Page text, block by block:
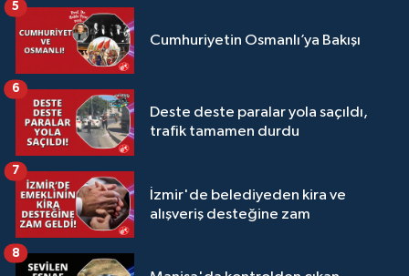
Cumhuriyetin Osmanlı’ya Bakışı
5
Deste deste paralar yola saçıldı,
trafik tamamen durdu
6
İzmir'de belediyeden kira ve
alışveriş desteğine zam
7
8